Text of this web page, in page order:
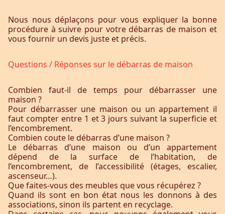
Nous nous déplaçons pour vous expliquer la bonne
procédure à suivre pour votre débarras de maison et
vous fournir un devis juste et précis.
Questions / Réponses sur le débarras de maison
Combien faut-il de temps pour débarrasser une
maison ?
Pour débarrasser une maison ou un appartement il
faut compter entre 1 et 3 jours suivant la superficie et
l’encombrement.
Combien coute le débarras d’une maison ?
Le débarras d’une maison ou d’un appartement
dépend de la surface de l’habitation, de
l’encombrement, de l’accessibilité (étages, escalier,
ascenseur…).
Que faites-vous des meubles que vous récupérez ?
Quand ils sont en bon état nous les donnons à des
associations, sinon ils partent en recyclage.